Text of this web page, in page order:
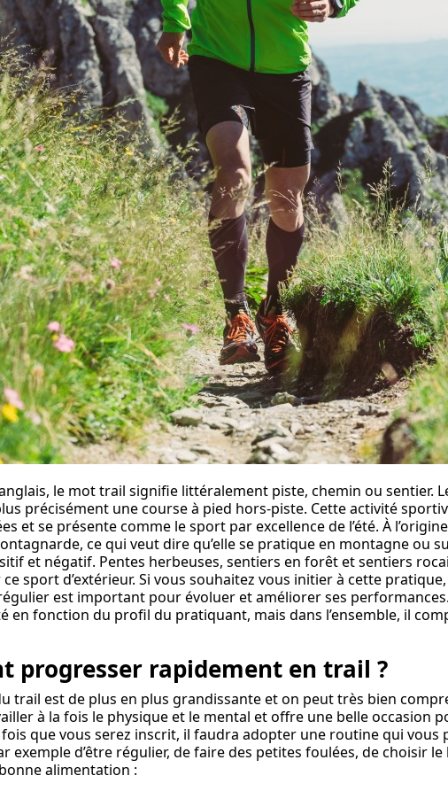
le mot trail signifie littéralement piste, chemin ou sentier.
précisément une course à pied hors-piste. Cette activité
et se présente comme le sport par excellence de l’été. À
ce qui veut dire qu’elle se pratique en montagne ou
et négatif. Pentes herbeuses, sentiers en forêt et sentiers
sport d’extérieur. Si vous souhaitez vous initier à cette pratique,
est important pour évoluer et améliorer ses
en fonction du profil du pratiquant, mais dans l’ensemble, il
progresser rapidement en trail ?
trail est de plus en plus grandissante et on peut très bien
à la fois le physique et le mental et offre une belle occasion
fois que vous serez inscrit, il faudra adopter une routine qui vous
exemple d’être régulier, de faire des petites foulées, de choisir
alimentation :